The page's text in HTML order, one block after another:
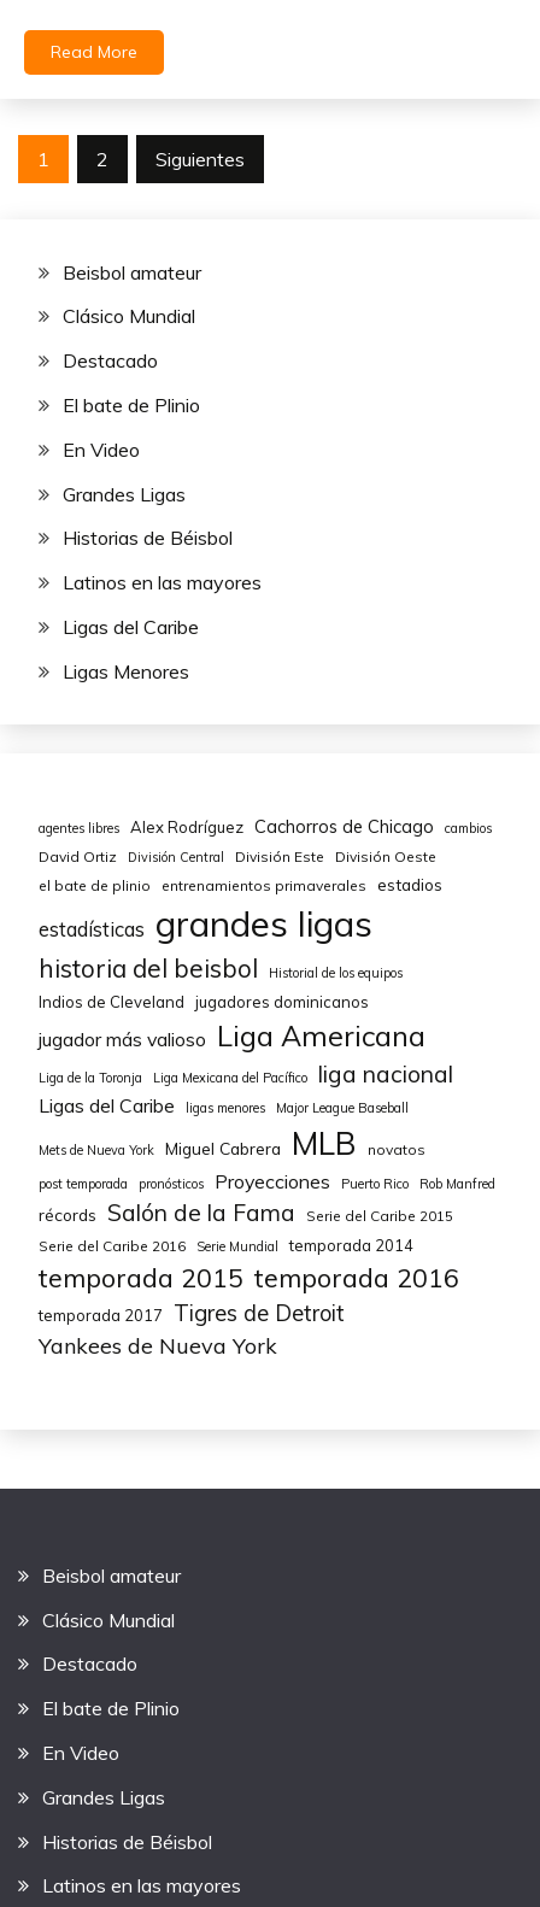
Read More
Navegación
1 2 Siguientes
Beisbol amateur
Clásico Mundial
Destacado
El bate de Plinio
En Video
Grandes Ligas
Historias de Béisbol
Latinos en las mayores
Ligas del Caribe
Ligas Menores
agentes libres Alex Rodríguez Cachorros de Chicago cambios
David Ortiz División Central División Este
División Oeste
el bate de plinio
entrenamientos primaverales estadios
estadísticas grandes ligas
historia del beisbol Historial de los equipos
Indios de Cleveland jugadores dominicanos
jugador más valioso Liga Americana
Liga de la Toronja Liga Mexicana del Pacífico liga nacional
Ligas del Caribe ligas menores Major League Baseball
Mets de Nueva York Miguel Cabrera MLB novatos
post temporada pronósticos Proyecciones Puerto Rico Rob Manfred
récords Salón de la Fama
Serie del Caribe 2015
Serie del Caribe 2016
Serie Mundial temporada 2014
temporada 2015 temporada 2016
temporada 2017
Tigres de Detroit
Yankees de Nueva York
Beisbol amateur
Clásico Mundial
Destacado
El bate de Plinio
En Video
Grandes Ligas
Historias de Béisbol
Latinos en las mayores